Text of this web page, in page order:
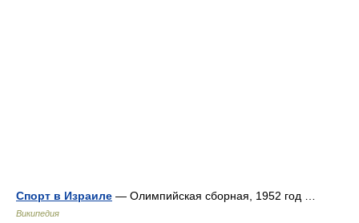
Спорт в Израиле — Олимпийская сборная, 1952 год …
Википедия